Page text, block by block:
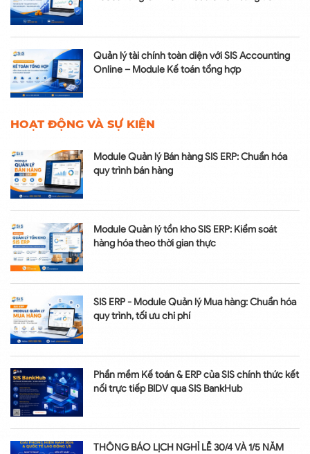
Quản lý tài chính toàn diện với SIS Accounting
Online – Module Kế toán tổng hợp
HOẠT ĐỘNG VÀ SỰ KIỆN
Module Quản lý Bán hàng SIS ERP: Chuẩn hóa
quy trình bán hàng
Module Quản lý tồn kho SIS ERP: Kiểm soát
hàng hóa theo thời gian thực
SIS ERP - Module Quản lý Mua hàng: Chuẩn hóa
quy trình, tối ưu chi phí
Phần mềm Kế toán & ERP của SIS chính thức kết
nối trực tiếp BIDV qua SIS BankHub
THÔNG BÁO LỊCH NGHỈ LỄ 30/4 VÀ 1/5 NĂM